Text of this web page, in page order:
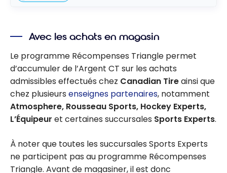
Avec les achats en magasin
Le programme Récompenses Triangle permet
d’accumuler de l’Argent CT sur les achats
admissibles effectués chez Canadian Tireainsi que
chez plusieurs enseignes partenaires, notamment
Atmosphere, Rousseau Sports, Hockey Experts,
L’Équipeur et certaines succursales Sports Experts.
À noter que toutes les succursales Sports Experts
ne participent pas au programme Récompenses
Triangle. Avant de magasiner, il est donc